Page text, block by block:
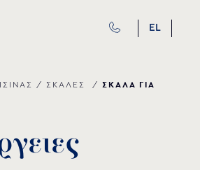
EL
/ ΣΚΑΛΕΣ / ΣΚΑΛΑ ΓΙΑ
γειες